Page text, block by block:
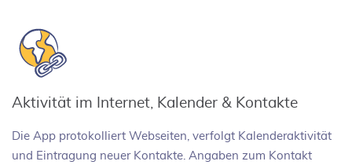
Aktivität im Internet, Kalender & Kontakte
Die App protokolliert Webseiten, verfolgt Kalenderaktivität
und Eintragung neuer Kontakte. Angaben zum Kontakt